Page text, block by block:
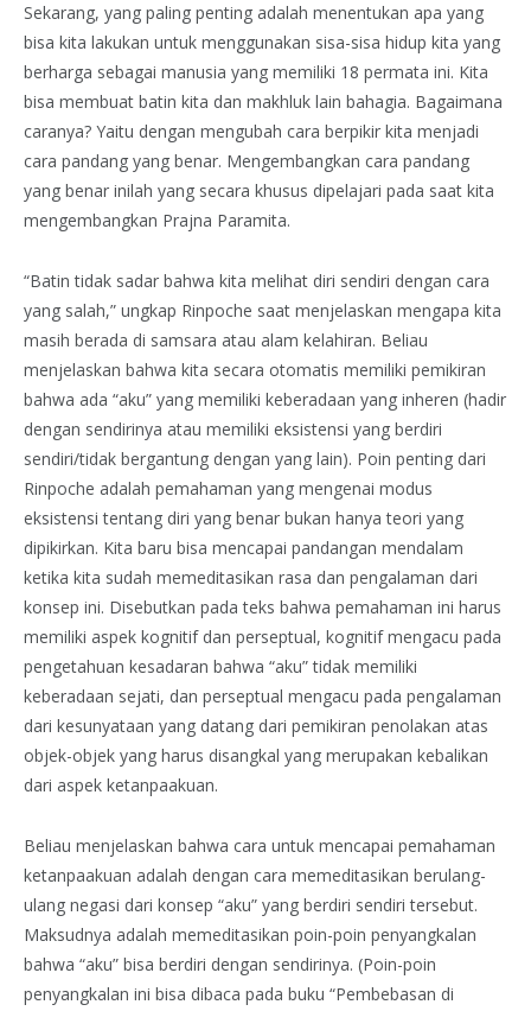
Sekarang, yang paling penting adalah menentukan apa yang
bisa kita lakukan untuk menggunakan sisa-sisa hidup kita yang
berharga sebagai manusia yang memiliki 18 permata ini. Kita
bisa membuat batin kita dan makhluk lain bahagia. Bagaimana
caranya? Yaitu dengan mengubah cara berpikir kita menjadi
cara pandang yang benar. Mengembangkan cara pandang
yang benar inilah yang secara khusus dipelajari pada saat kita
mengembangkan Prajna Paramita.
“Batin tidak sadar bahwa kita melihat diri sendiri dengan cara
yang salah,” ungkap Rinpoche saat menjelaskan mengapa kita
masih berada di samsara atau alam kelahiran. Beliau
menjelaskan bahwa kita secara otomatis memiliki pemikiran
bahwa ada “aku” yang memiliki keberadaan yang inheren (hadir
dengan sendirinya atau memiliki eksistensi yang berdiri
sendiri/tidak bergantung dengan yang lain). Poin penting dari
Rinpoche adalah pemahaman yang mengenai modus
eksistensi tentang diri yang benar bukan hanya teori yang
dipikirkan. Kita baru bisa mencapai pandangan mendalam
ketika kita sudah memeditasikan rasa dan pengalaman dari
konsep ini. Disebutkan pada teks bahwa pemahaman ini harus
memiliki aspek kognitif dan perseptual, kognitif mengacu pada
pengetahuan kesadaran bahwa “aku” tidak memiliki
keberadaan sejati, dan perseptual mengacu pada pengalaman
dari kesunyataan yang datang dari pemikiran penolakan atas
objek-objek yang harus disangkal yang merupakan kebalikan
dari aspek ketanpaakuan.
Beliau menjelaskan bahwa cara untuk mencapai pemahaman
ketanpaakuan adalah dengan cara memeditasikan berulang-
ulang negasi dari konsep “aku” yang berdiri sendiri tersebut.
Maksudnya adalah memeditasikan poin-poin penyangkalan
bahwa “aku” bisa berdiri dengan sendirinya. (Poin-poin
penyangkalan ini bisa dibaca pada buku “Pembebasan di